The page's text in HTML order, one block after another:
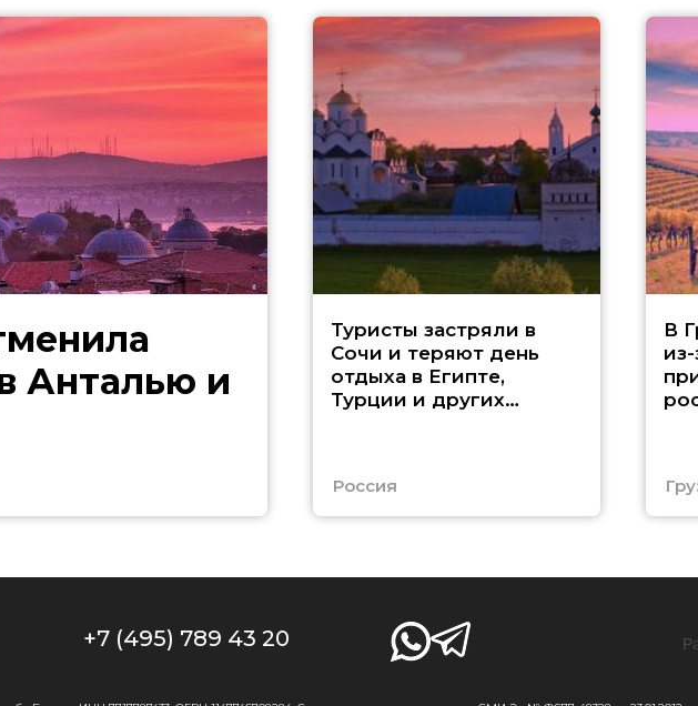
Анталью и
Туристы застряли в
Сочи и теряют день
отдыха в Египте,
Турции и других
Россия
В
+7 (495) 789 43 20